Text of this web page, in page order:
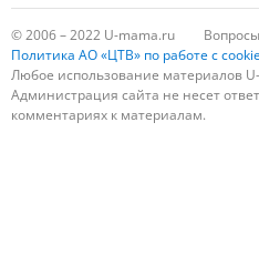
© 2006 – 2022 U-mama.ru
Политика АО «ЦТВ» по работе с
Любое использование материалов
Администрация сайта не несет
комментариях к материалам.